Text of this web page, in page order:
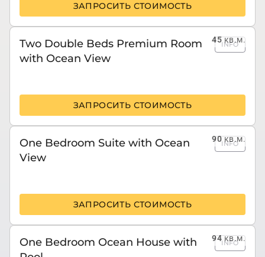
ЗАПРОСИТЬ СТОИМОСТЬ
45кв.м.
Two Double Beds Premium Room
with Ocean View
INFO
ЗАПРОСИТЬ СТОИМОСТЬ
90кв.м.
One Bedroom Suite with Ocean
View
INFO
ЗАПРОСИТЬ СТОИМОСТЬ
94кв.м.
One Bedroom Ocean House with
INFO